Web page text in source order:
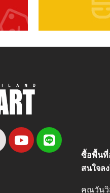
นา เพลงจะหยุดเล่นอัตโนมัติ –
บอัจฉริยะ ปรับตั้งอัตโนมัติโดย
องคุณ – เพียงสัมผัสที่หูฟัง
ซื้อพื้นที่
สนใจล
คุณวันวิ